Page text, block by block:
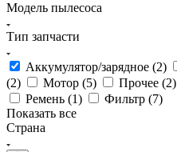
Модель пылесоса
Тип запчасти
Аккумулятор/зарядное (2)
(2) Мотор (5) Прочее (2)
Ремень (1) Фильтр (7)
Показать все
Страна